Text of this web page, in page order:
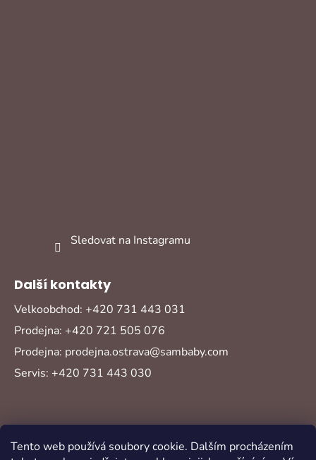
Tento web používá soubory cookie. Dalším procházením
Sledovat na Instagramu
Další kontakty
Velkoobchod: +420 731 443 031
Prodejna: +420 721 505 076
Prodejna: prodejna.ostrava@sambaby.com
Servis: +420 731 443 030